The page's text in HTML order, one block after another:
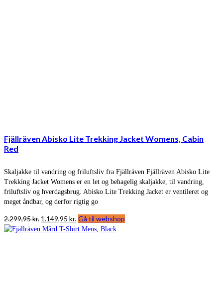
Fjällräven Abisko Lite Trekking Jacket Womens, Cabin
Red
Skaljakke til vandring og friluftsliv fra Fjällräven Fjällräven Abisko Lite
Trekking Jacket Womens er en let og behagelig skaljakke, til vandring,
friluftsliv og hverdagsbrug. Abisko Lite Trekking Jacket er ventileret og
meget åndbar, og derfor rigtig go
2.299,95kr. Den
oprindelige
1.149,95 kr. Den
aktuelle
Gå til webshop